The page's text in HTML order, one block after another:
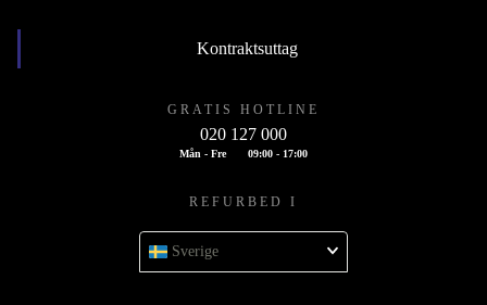
Kontraktsuttag
GRATIS HOTLINE
020 127 000
Mån - Fre 09:00 - 17:00
REFURBED I
Sverige